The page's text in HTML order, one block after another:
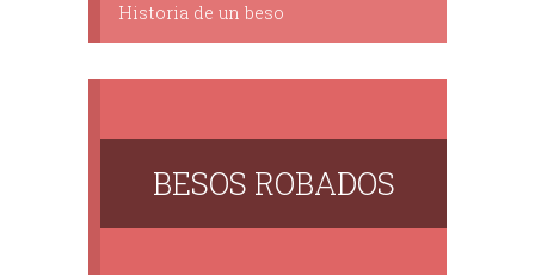
Historia de un beso
BESOS ROBADOS